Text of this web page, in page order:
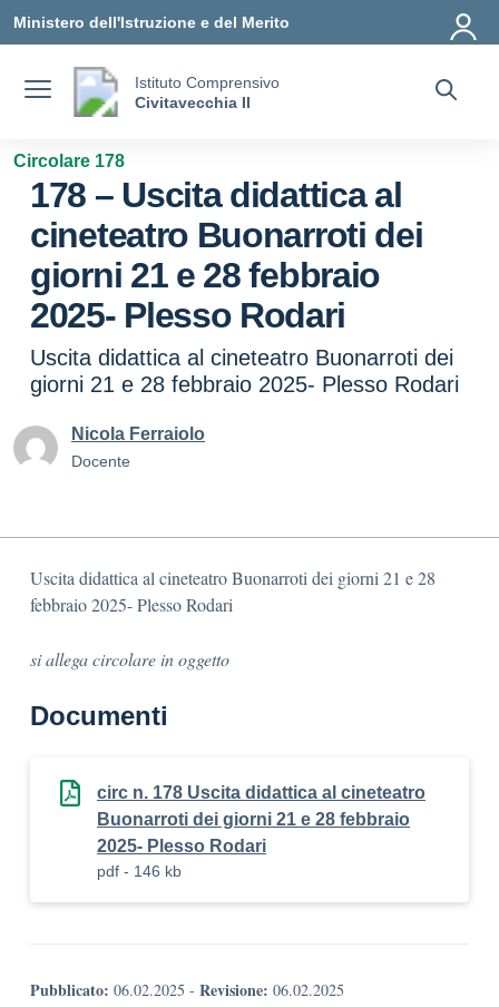
Ministero dell'Istruzione e del Merito
Istituto Comprensivo
Civitavecchia II
Circolare 178
178 – Uscita didattica al
cineteatro Buonarroti dei
giorni 21 e 28 febbraio
2025- Plesso Rodari
Uscita didattica al cineteatro Buonarroti dei
giorni 21 e 28 febbraio 2025- Plesso Rodari
Nicola Ferraiolo
Docente
Uscita didattica al cineteatro Buonarroti dei giorni 21 e 28
febbraio 2025- Plesso Rodari
si allega circolare in oggetto
Documenti
circ n. 178 Uscita didattica al cineteatro
Buonarroti dei giorni 21 e 28 febbraio
2025- Plesso Rodari
pdf - 146 kb
Pubblicato: 06.02.2025 - Revisione: 06.02.2025